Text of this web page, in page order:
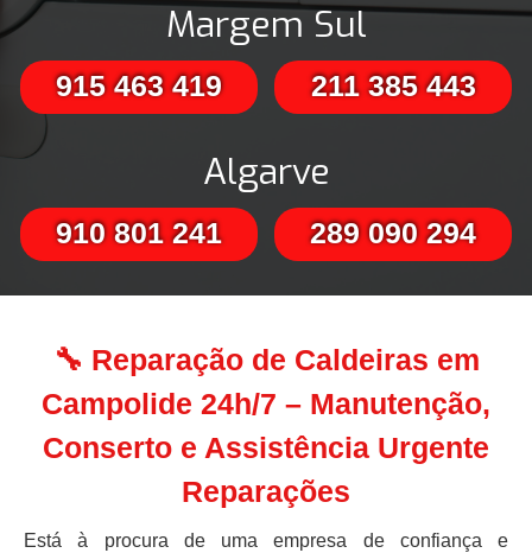
Margem Sul
915 463 419 211 385 443
Algarve
910 801 241 289 090 294
🔧 Reparação de Caldeiras em
Campolide 24h/7 – Manutenção,
Conserto e Assistência Urgente
Reparações
Está à procura de uma empresa de confiança e